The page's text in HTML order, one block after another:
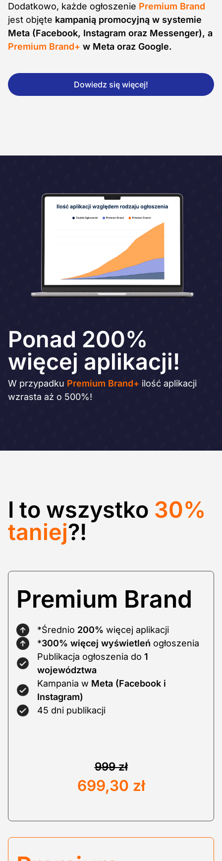
Dodatkowo, każde ogłoszenie Premium Brand
jest objęte kampanią promocyjną w systemie
Meta (Facebook, Instagram oraz Messenger), a
Premium Brand+ w Meta oraz Google.
Dowiedz się więcej!
Ponad 200%
więcej aplikacji!
W przypadku Premium Brand+ ilość aplikacji
wzrasta aż o 500%!
I to wszystko 30%
taniej?!
Premium Brand
*Średnio 200% więcej aplikacji
*300% więcej wyświetleń ogłoszenia
Publikacja ogłoszenia do 1
województwa
Kampania w Meta (Facebook i
Instagram)
45 dni publikacji
999 zł
699,30 zł